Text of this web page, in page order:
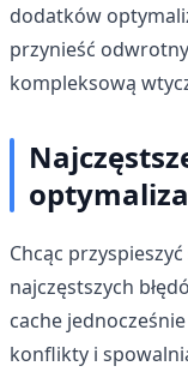
dodatków
przynieść
kompleksową
Chcąc
najczęstszych
cache
konflikty i